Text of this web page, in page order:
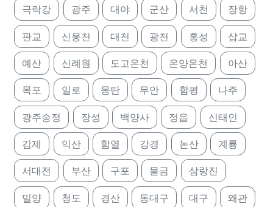
극락강 광주 대야 군산 서천 장항
판교 신웅천 대천 광천 홍성 삽교
예산 신례원 도고온천 온양온천 아산
목포 일로 몽탄 무안 함평 나주
광주송정 장성 백양사 정읍 신태인
김제 익산 함열 강경 논산 계룡
서대전 부산 구포 물금 삼랑진
밀양 청도 경산 동대구 대구 왜관